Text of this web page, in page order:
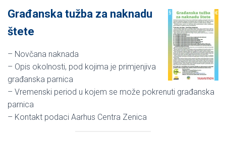
Građanska tužba za naknadu
štete
– Novčana naknada
– Opis okolnosti, pod kojima je primjenjiva
građanska parnica
– Vremenski period u kojem se može pokrenuti građanska
parnica
– Kontakt podaci Aarhus Centra Zenica